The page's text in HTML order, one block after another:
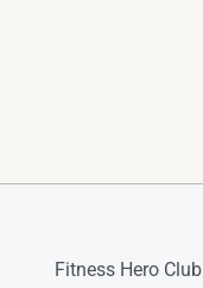
Fitness Hero Club